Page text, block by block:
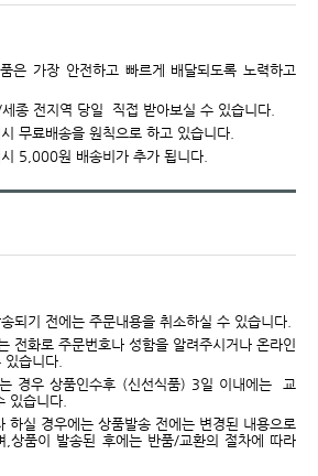
은 가장 안전하고 빠르게 배달되도록 노력하고
종 전지역 당일 직접 받아보실 수 있습니다.
무료배송을 원칙으로 하고 있습니다.
5,000원 배송비가 추가 됩니다.
되기 전에는 주문내용을 취소하실 수 있습니다.
전화로 주문번호나 성함을 알려주시거나 온라인
습니다.
경우 상품인수후 (신선식품) 3일 이내에는 교
있습니다.
하실 경우에는 상품발송 전에는 변경된 내용으로
,상품이 발송된 후에는 반품/교환의 절차에 따라